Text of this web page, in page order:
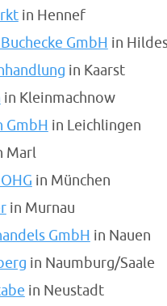
in Hennef
GmbH in
in Kaarst
in Kleinmachnow
GmbH in Leichlingen
Marl
in München
in Murnau
GmbH in Nauen
in Naumburg/Saale
in Neustadt